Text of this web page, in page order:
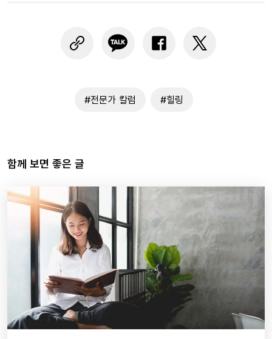
#전문가 칼럼 #힐링
함께 보면 좋은 글